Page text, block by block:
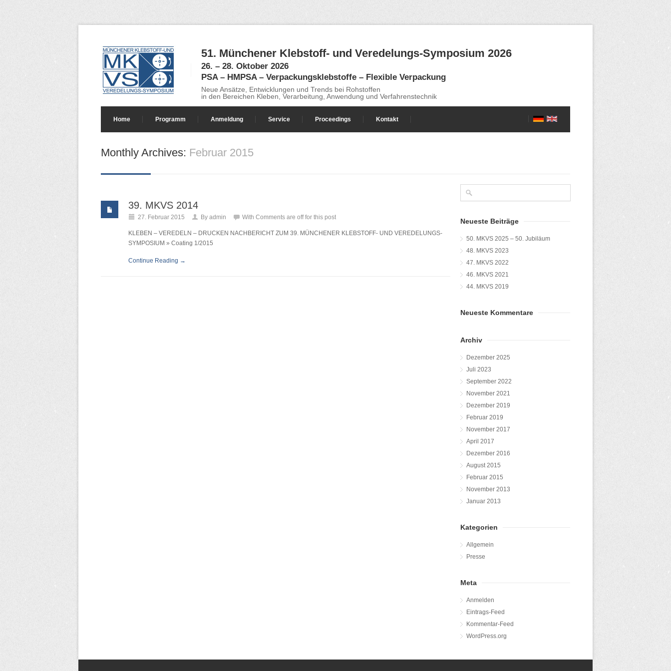
51. Münchener Klebstoff- und Veredelungs-Symposium 2026
26. – 28. Oktober 2026
PSA – HMPSA – Verpackungsklebstoffe – Flexible Verpackung
Neue Ansätze, Entwicklungen und Trends bei Rohstoffen
in den Bereichen Kleben, Verarbeitung, Anwendung und Verfahrenstechnik
Home Programm Anmeldung Service Proceedings Kontakt
Monthly Archives: Februar 2015
39. MKVS 2014
27. Februar 2015 By admin With Comments are off for this post
KLEBEN – VEREDELN – DRUCKEN NACHBERICHT ZUM 39. MÜNCHENER KLEBSTOFF- UND VEREDELUNGS-
SYMPOSIUM » Coating 1/2015
Continue Reading →
Neueste Beiträge
50. MKVS 2025 – 50. Jubiläum
48. MKVS 2023
47. MKVS 2022
46. MKVS 2021
44. MKVS 2019
Neueste Kommentare
Archiv
Dezember 2025
Juli 2023
September 2022
November 2021
Dezember 2019
Februar 2019
November 2017
April 2017
Dezember 2016
August 2015
Februar 2015
November 2013
Januar 2013
Kategorien
Allgemein
Presse
Meta
Anmelden
Eintrags-Feed
Kommentar-Feed
WordPress.org